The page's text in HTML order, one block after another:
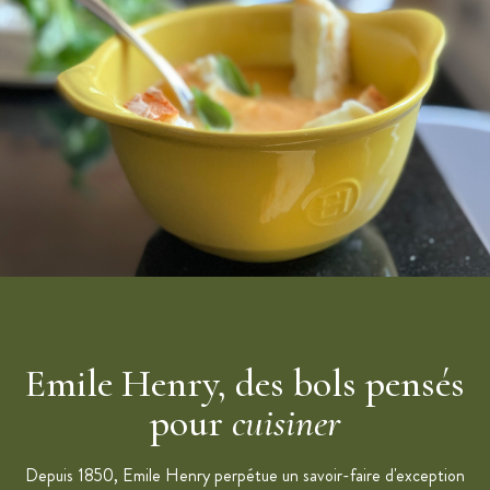
Emile Henry, des bols pensés
pour cuisiner
Depuis 1850, Emile Henry perpétue un savoir-faire d'exception